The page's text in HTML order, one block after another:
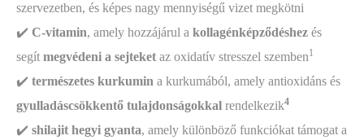
szervezetben, és képes nagy mennyiségű vizet megkötni
✔️ C-vitamin, amely hozzájárul a kollagénképződéshez és
segít megvédeni a sejteket az oxidatív stresszel szemben1
✔️ természetes kurkumin a kurkumából, amely antioxidáns és
gyulladáscsökkentő tulajdonságokkal rendelkezik4
✔️ shilajit hegyi gyanta, amely különböző funkciókat támogat a